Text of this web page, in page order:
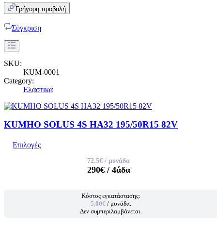
Γρήγορη προβολή
Σύγκριση
SKU:
KUM-0001
Category:
Ελαστικα
KUMHO SOLUS 4S HA32 195/50R15 82V
Επιλογές
72.5€ / μονάδα
290€/ 4άδα
Κόστος εγκατάστασης:
5,00€ / μονάδα.
Δεν συμπεριλαμβάνεται.